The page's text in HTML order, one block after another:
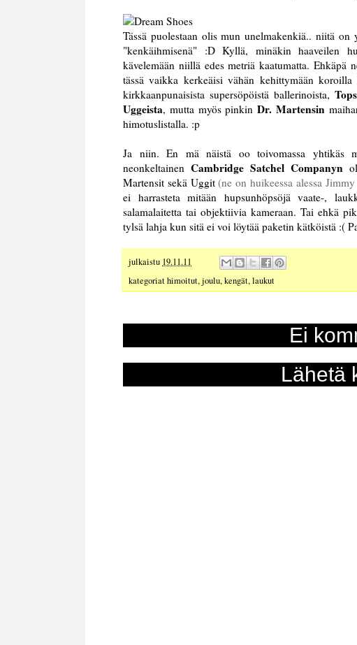
Tässä puolestaan olis mun unelmakenkiä.. niitä
"kenkäihmisenä" :D Kyllä, minäkin haaveilen
kävelemään niillä edes metriä kaatumatta.
tässä vaikka kerkeäisi vähän kehittymään
kirkkaanpunaisista supersöpöistä ballerinoista,
Uggeista, mutta myös pinkinDr. Martensin
himotuslistalla. :p
Ja niin. En mä näistä oo toivomassa yhtikäs
neonkeltainen Cambridge Satchel Companyn
Martensit sekä Uggit(ne on huikeessa alessa
ei harrasteta mitään hupsunhöpsöjä vaate-,
salamalaitetta tai objektiivia kameraan. Tai ehkä
tylsä lahja kun sitä ei voi löytää paketin kätköistä :(
julkaistu 19.11.11
kategoriathimoitut,joulu,kengät,laukut
Ei
Lähetä